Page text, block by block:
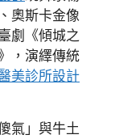
奧斯卡金像
劇《傾城之
，演繹傳統
美診所設計
氣」與牛土